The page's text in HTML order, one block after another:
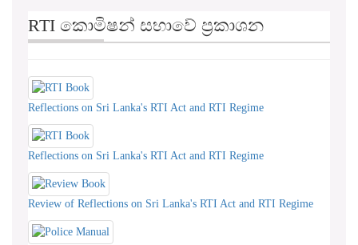
RTI කොමිෂන් සභාවේ ප්‍රකාශන
Reflections on Sri Lanka's RTI Act and RTI Regime
Reflections on Sri Lanka's RTI Act and RTI Regime
Review of Reflections on Sri Lanka's RTI Act and RTI Regime